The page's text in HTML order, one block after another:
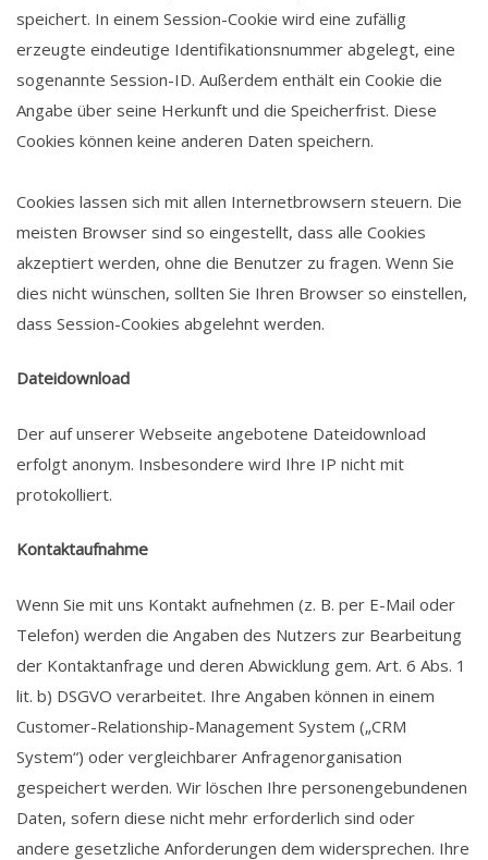
speichert. In einem Session-Cookie wird eine zufällig
erzeugte eindeutige Identifikationsnummer abgelegt, eine
sogenannte Session-ID. Außerdem enthält ein Cookie die
Angabe über seine Herkunft und die Speicherfrist. Diese
Cookies können keine anderen Daten speichern.
Cookies lassen sich mit allen Internetbrowsern steuern. Die
meisten Browser sind so eingestellt, dass alle Cookies
akzeptiert werden, ohne die Benutzer zu fragen. Wenn Sie
dies nicht wünschen, sollten Sie Ihren Browser so einstellen,
dass Session-Cookies abgelehnt werden.
Dateidownload
Der auf unserer Webseite angebotene Dateidownload
erfolgt anonym. Insbesondere wird Ihre IP nicht mit
protokolliert.
Kontaktaufnahme
Wenn Sie mit uns Kontakt aufnehmen (z. B. per E-Mail oder
Telefon) werden die Angaben des Nutzers zur Bearbeitung
der Kontaktanfrage und deren Abwicklung gem. Art. 6 Abs. 1
lit. b) DSGVO verarbeitet. Ihre Angaben können in einem
Customer-Relationship-Management System („CRM
System“) oder vergleichbarer Anfragenorganisation
gespeichert werden. Wir löschen Ihre personengebundenen
Daten, sofern diese nicht mehr erforderlich sind oder
andere gesetzliche Anforderungen dem widersprechen. Ihre